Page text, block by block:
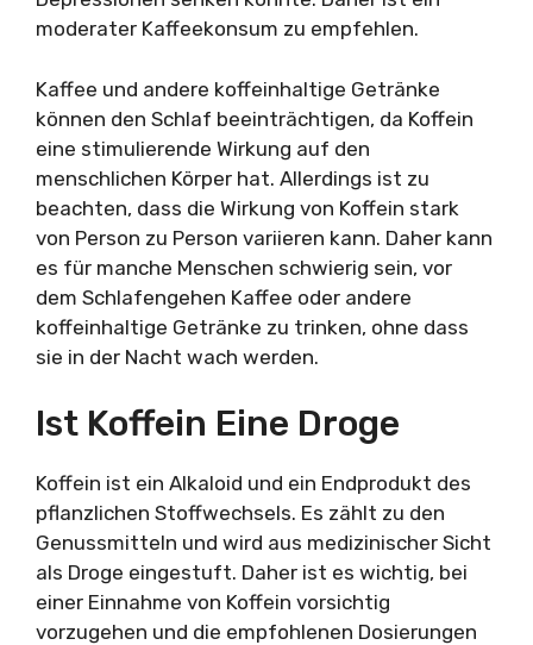
moderater Kaffeekonsum zu empfehlen.
Kaffee und andere koffeinhaltige Getränke
können den Schlaf beeinträchtigen, da Koffein
eine stimulierende Wirkung auf den
menschlichen Körper hat. Allerdings ist zu
beachten, dass die Wirkung von Koffein stark
von Person zu Person variieren kann. Daher kann
es für manche Menschen schwierig sein, vor
dem Schlafengehen Kaffee oder andere
koffeinhaltige Getränke zu trinken, ohne dass
sie in der Nacht wach werden.
Ist Koffein Eine Droge
Koffein ist ein Alkaloid und ein Endprodukt des
pflanzlichen Stoffwechsels. Es zählt zu den
Genussmitteln und wird aus medizinischer Sicht
als Droge eingestuft. Daher ist es wichtig, bei
einer Einnahme von Koffein vorsichtig
vorzugehen und die empfohlenen Dosierungen